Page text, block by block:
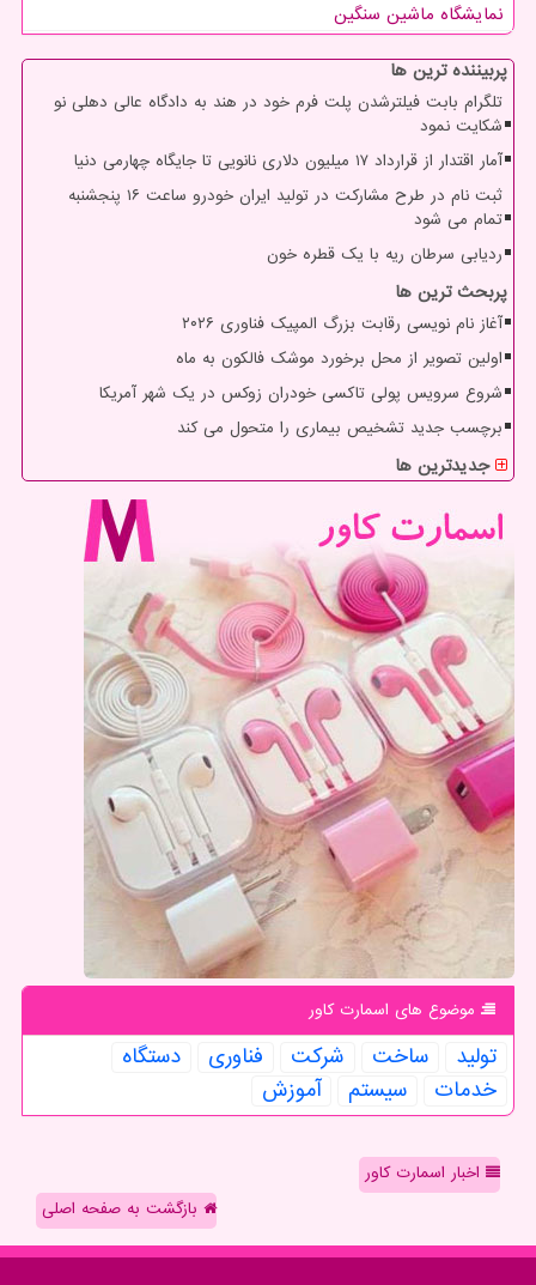
نمایشگاه ماشین سنگین
پربیننده ترین ها
تلگرام بابت فیلترشدن پلت فرم خود در هند به دادگاه عالی دهلی نو
شکایت نمود
آمار اقتدار از قرارداد ۱۷ میلیون دلاری نانویی تا جایگاه چهارمی دنیا
ثبت نام در طرح مشارکت در تولید ایران خودرو ساعت ۱۶ پنجشنبه
تمام می شود
ردیابی سرطان ریه با یک قطره خون
پربحث ترین ها
آغاز نام نویسی رقابت بزرگ المپیک فناوری ۲۰۲۶
اولین تصویر از محل برخورد موشک فالکون به ماه
شروع سرویس پولی تاکسی خودران زوکس در یک شهر آمریکا
برچسب جدید تشخیص بیماری را متحول می کند
جدیدترین ها
موضوع های اسمارت كاور
تولید ساخت شركت فناوری
دستگاه
خدمات
سیستم آموزش
اخبار اسمارت کاور
بازگشت به صفحه اصلی